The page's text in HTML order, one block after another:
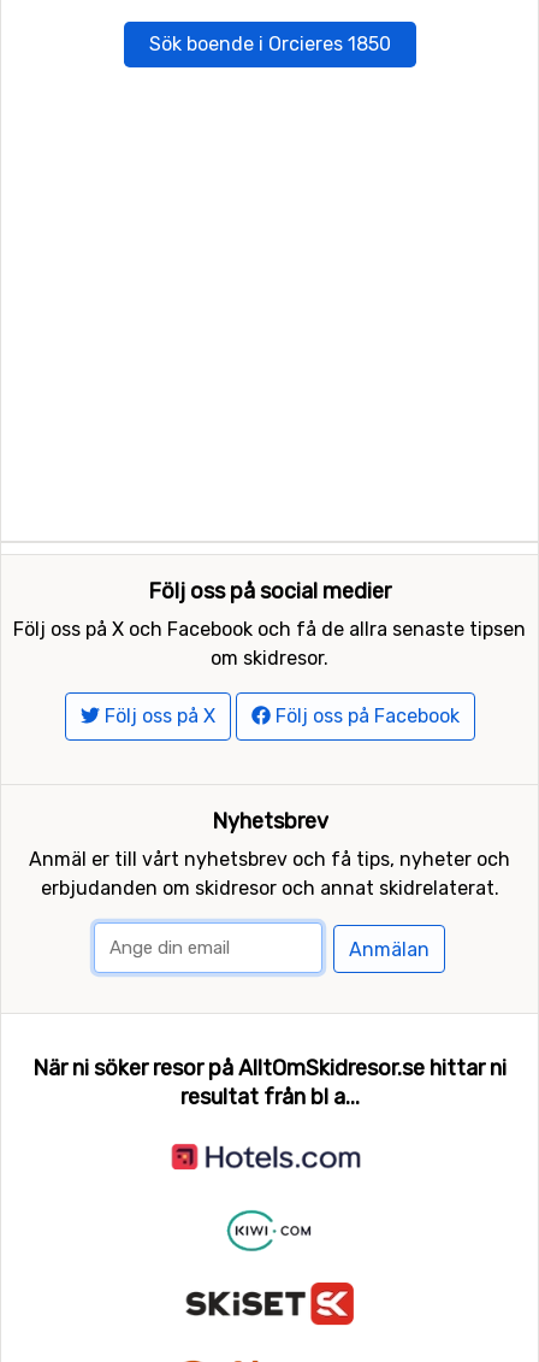
Sök boende i Orcieres 1850
Följ oss på social medier
Följ oss på X och Facebook och få de allra senaste tipsen
om skidresor.
Följ oss på X Följ oss på Facebook
Nyhetsbrev
Anmäl er till vårt nyhetsbrev och få tips, nyheter och
erbjudanden om skidresor och annat skidrelaterat.
Anmälan
När ni söker resor på AlltOmSkidresor.se hittar ni
resultat från bl a...